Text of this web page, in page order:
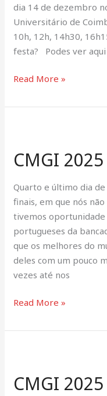
dia 14 de dezembro
Universitário de
10h, 12h, 14h30,
festa? Podes ver aqui
Read More »
CMGI
Quarto e último dia
finais, em que nós
tivemos
portugueses da
que os melhores do
deles com um pouco
vezes até nos
–
7
Read More »
CMGI
–